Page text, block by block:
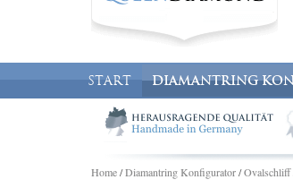
START DIAMANTRING
Home/Diamantring Konfigurator/Ovalschliff